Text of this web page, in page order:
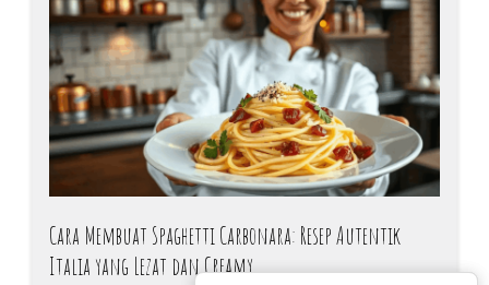
Cara Membuat Spaghetti Carbonara: Resep Autentik
Italia yang Lezat dan Creamy